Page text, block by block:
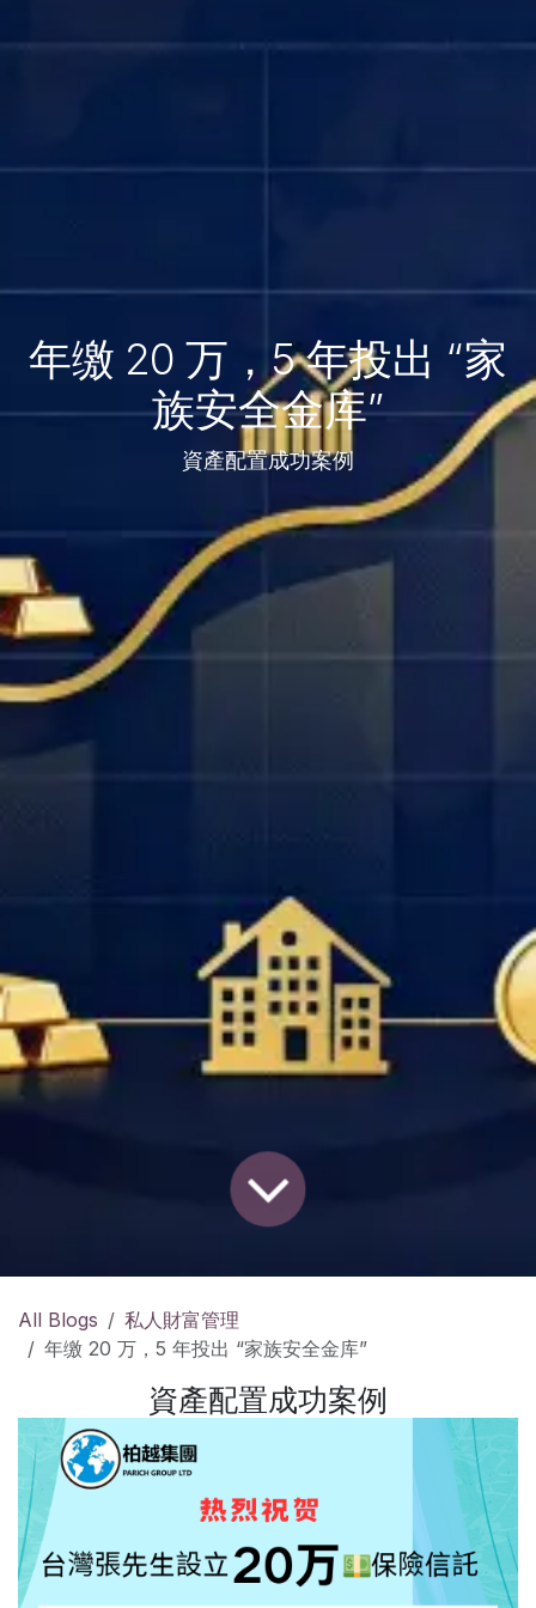
年缴 20 万，5 年投出 “家
族安全金库”
資產配置成功案例
All Blogs
私人財富管理
年缴 20 万，5 年投出 “家族安全金库”
資產配置成功案例